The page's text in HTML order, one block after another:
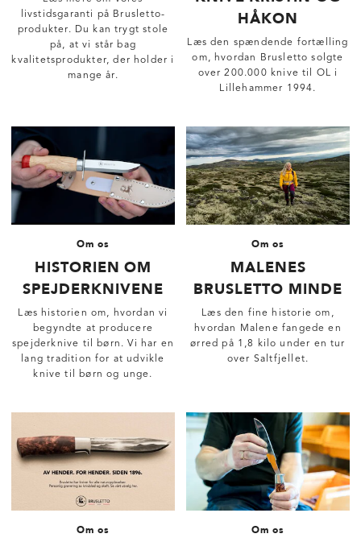
livstidsgaranti på Brusletto-
produkter. Du kan trygt stole
på, at vi står bag
kvalitetsprodukter, der holder i
mange år.
HÅKON
Læs den spændende fortælling
om, hvordan Brusletto solgte
over 200.000 knive til OL i
Lillehammer 1994.
Om os
HISTORIEN OM
SPEJDERKNIVENE
Læs historien om, hvordan vi
begyndte at producere
spejderknive til børn. Vi har en
lang tradition for at udvikle
knive til børn og unge.
Om os
MALENES
BRUSLETTO MINDE
Læs den fine historie om,
hvordan Malene fangede en
ørred på 1,8 kilo under en tur
over Saltfjellet.
Om os Om os